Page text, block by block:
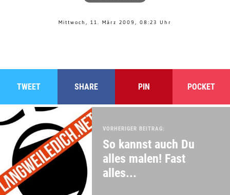
Mittwoch, 11. März 2009, 08:23 Uhr
TWEET SHARE PIN POCKET
VORHERIGER BEITRAG:
So kannst auch Du
alles malen! Fast
alles...